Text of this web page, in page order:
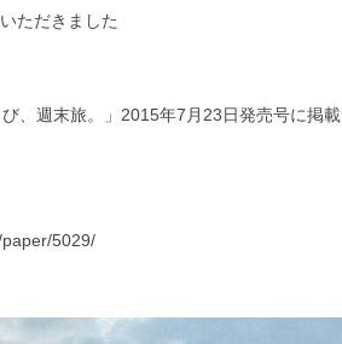
、週末旅。」2015年7月23日発売号に掲載
5029/